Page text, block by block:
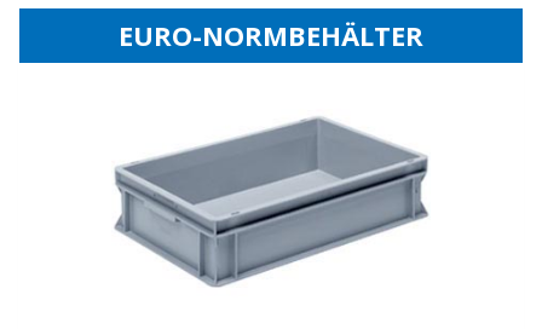
EURO-NORMBEHÄLTER